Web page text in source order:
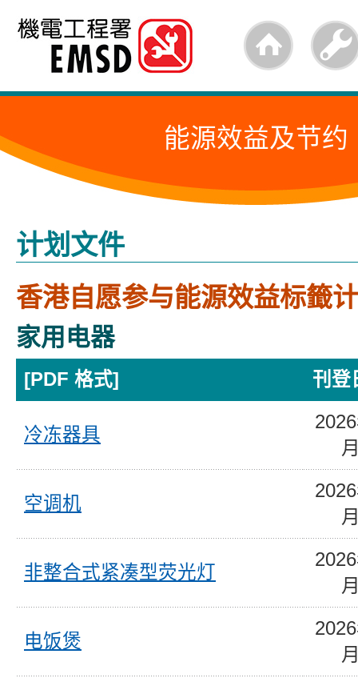
跳
内
的
始
能源效益及节约
计划文件
香港自愿参与能源效益标籤
家用电器
[PDF 格式] 刊登
冷冻器具
空调机
非整合式紧凑型荧光灯
电饭煲